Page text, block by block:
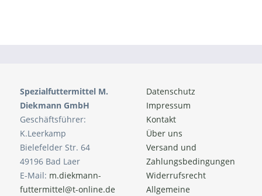
Datenschutz
Impressum
Kontakt
Über uns
Versand und
Zahlungsbedingungen
Widerrufsrecht
Allgemeine
Spezialfuttermittel M.
Diekmann GmbH
Geschäftsführer:
K.Leerkamp
Bielefelder Str. 64
49196 Bad Laer
E-Mail: m.diekmann-
futtermittel@t-online.de